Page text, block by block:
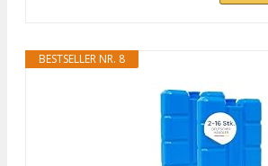
BESTSELLER NR. 8